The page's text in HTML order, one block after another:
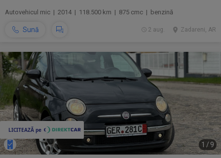
Autovehicul mic | 2014 | 118.500 km | 875 cmc | benzină
Sună Zadareni, AR
2 aug.
1 /9